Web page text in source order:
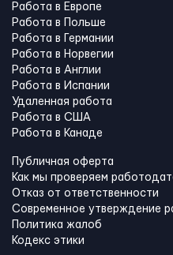
Работа в Европе
Работа в Польше
Работа в Германии
Работа в Норвегии
Работа в Англии
Работа в Испании
Удаленная работа
Работа в США
Работа в Канадe
Публичная оферта
Как мы проверяем
Отказ от ответственности
Современное утверждение
Политика жалоб
Кодекс этики